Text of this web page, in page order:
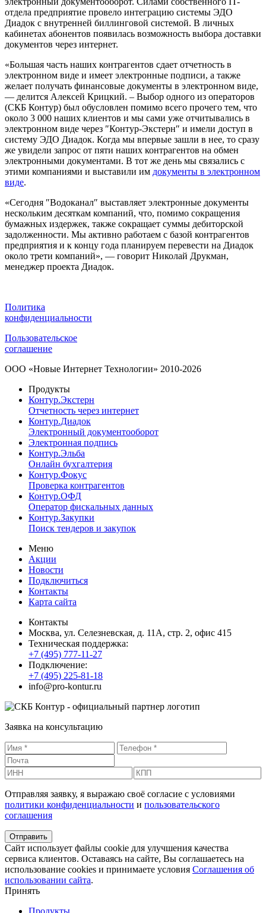
отдела предприятие провело интеграцию системы ЭДО
Диадок с внутренней биллинговой системой. В личных
кабинетах абонентов появилась возможность выбора доставки
документов через интернет.
«Большая часть наших контрагентов сдает отчетность в
электронном виде и имеет электронные подписи, а также
желает получать финансовые документы в электронном виде,
— делится Алексей Крицкий. – Выбор одного из операторов
(СКБ Контур) был обусловлен помимо всего прочего тем, что
около 3 000 наших клиентов и мы сами уже отчитывались в
электронном виде через ″Контур-Экстерн″ и имели доступ в
систему ЭДО Диадок. Когда мы впервые зашли в нее, то сразу
же увидели запрос от пяти наших контрагентов на обмен
электронными документами. В тот же день мы связались с
этими компаниями и выставили им документы в электронном
виде.
«Сегодня ″Водоканал″ выставляет электронные документы
нескольким десяткам компаний, что, помимо сокращения
бумажных издержек, также сокращает суммы дебиторской
задолженности. Мы активно работаем с базой контрагентов
предприятия и к концу года планируем перевести на Диадок
около трети компаний», — говорит Николай Друкман,
менеджер проекта Диадок.
Политика
конфиденциальности
Пользовательское
соглашение
ООО «Новые Интернет Технологии» 2010-2026
Продукты
Контур.Экстерн
Отчетность через интернет
Контур.Диадок
Электронный документооборот
Электронная подпись
Контур.Эльба
Онлайн бухгалтерия
Контур.Фокус
Проверка контрагентов
Контур.ОФД
Оператор фискальных данных
Контур.Закупки
Поиск тендеров и закупок
Меню
Акции
Новости
Подключиться
Контакты
Карта сайта
Контакты
Москва, ул. Селезневская, д. 11А, стр. 2, офис 415
Техническая поддержка:
+7 (495) 777-11-27
Подключение:
+7 (495) 225-81-18
info@pro-kontur.ru
Заявка на консультацию
Отправляя заявку, я выражаю своё согласие с условиями
политики конфиденциальности и пользовательского
соглашения
Сайт использует файлы cookie для улучшения качества
сервиса клиентов. Оставаясь на сайте, Вы соглашаетесь на
использование cookies и принимаете условия Соглашения об
использовании сайта.
Принять
Продукты